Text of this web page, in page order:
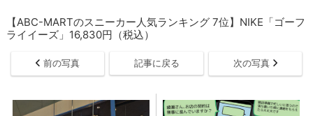
【ABC-MARTのスニーカー人気ランキング 7位】NIKE「ゴーフ
ライイーズ」16,830円（税込）
前の写真 記事に戻る 次の写真